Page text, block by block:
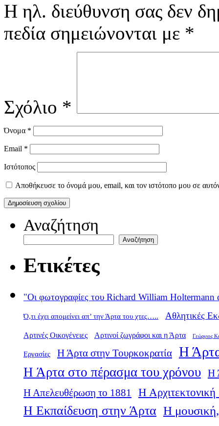
Η ηλ. διεύθυνση σας δεν
πεδία σημειώνονται με *
Σχόλιο *
Όνομα *
Email *
Ιστότοπος
Αποθήκευσε το όνομά μου, email, και τον ιστότοπο μου σε
Αναζήτηση
Αναζήτηση
Ετικέτες
"Οι φωτογραφίες του Richard William Holtermann
Ό,τι έχει απομείνει απ’ την Άρτα του χτες….. Αθλητικές
Αρτινές Οικογένειες Αρτινοί ζωγράφοι και η Άρτα Γεώργιος
Εργασίες Η Άρτα στην Τουρκοκρατία Η
Η Άρτα στο πέρασμα του χρόνου Η
Η Απελευθέρωση το 1881
Η
Η Εκπαίδευση στην Άρτα Η μουσική,